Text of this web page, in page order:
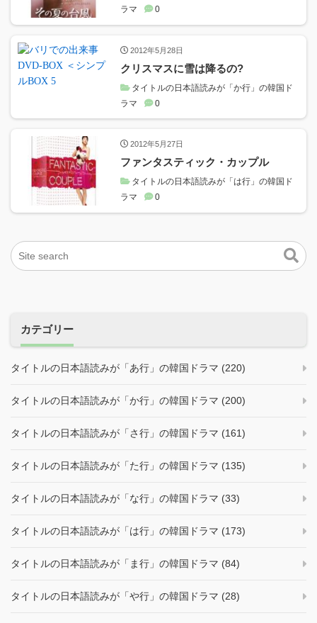
ラマ
0
2012年5月28日
クリスマスに雪は降るの?
タイトルの日本語読みが「か行」の韓国ド
ラマ
0
2012年5月27日
ファンタスティック・カップル
タイトルの日本語読みが「は行」の韓国ド
ラマ
0
カテゴリー
タイトルの日本語読みが「あ行」の韓国ドラマ (220)
タイトルの日本語読みが「か行」の韓国ドラマ (200)
タイトルの日本語読みが「さ行」の韓国ドラマ (161)
タイトルの日本語読みが「た行」の韓国ドラマ (135)
タイトルの日本語読みが「な行」の韓国ドラマ (33)
タイトルの日本語読みが「は行」の韓国ドラマ (173)
タイトルの日本語読みが「ま行」の韓国ドラマ (84)
タイトルの日本語読みが「や行」の韓国ドラマ (28)